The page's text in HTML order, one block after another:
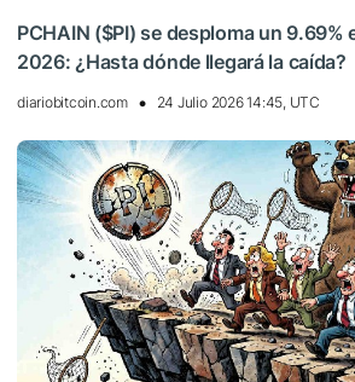
PCHAIN ($PI) se desploma un 9.69%
2026: ¿Hasta dónde llegará la caída?
diariobitcoin.com 24 Julio 2026 14:45, UTC